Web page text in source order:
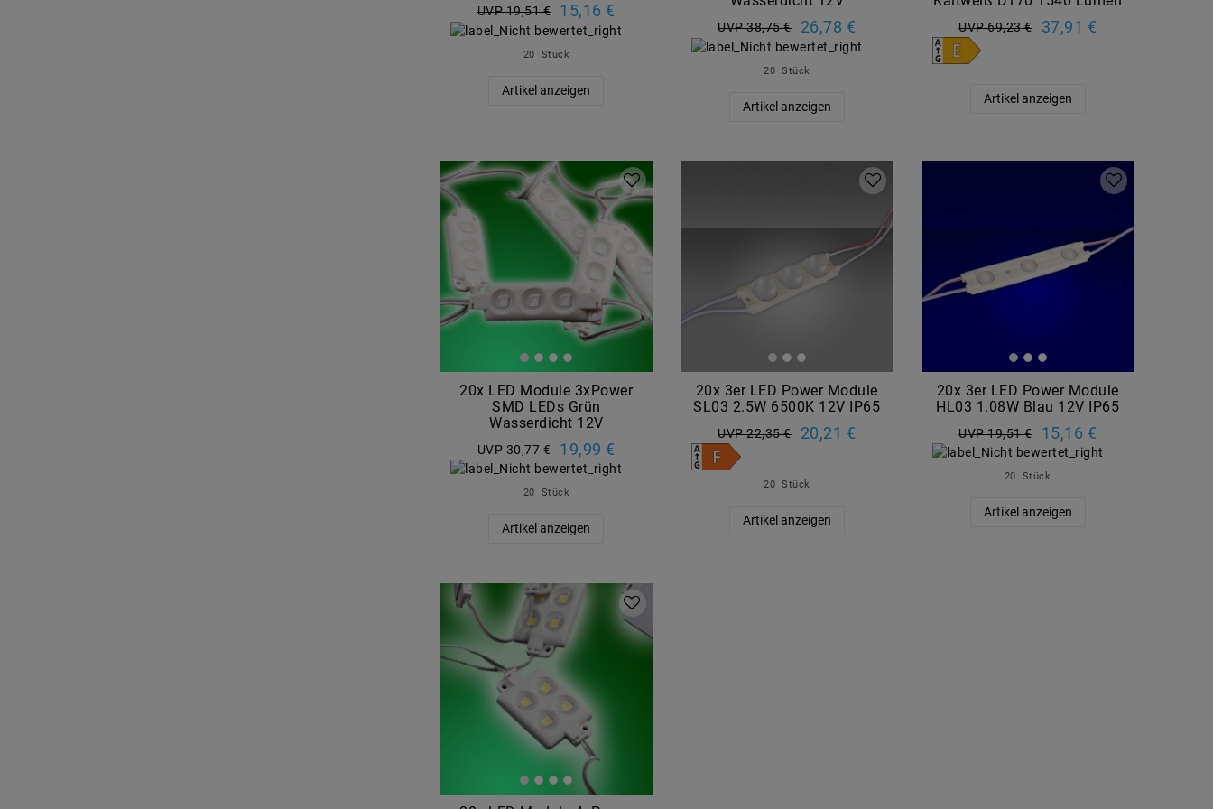
UVP 19,51 € 15,16 €
20 Stück
Artikel anzeigen
UVP 38,75 € 26,78 €
20 Stück
Artikel anzeigen
UVP 69,23 € 37,91 €
Artikel anzeigen
20x LED Module 3xPower
SMD LEDs Grün
Wasserdicht 12V
UVP 30,77 € 19,99 €
20 Stück
Artikel anzeigen
20x 3er LED Power Module
SL03 2.5W 6500K 12V IP65
UVP 22,35 € 20,21 €
20 Stück
Artikel anzeigen
20x 3er LED Power Module
HL03 1.08W Blau 12V IP65
UVP 19,51 € 15,16 €
20 Stück
Artikel anzeigen